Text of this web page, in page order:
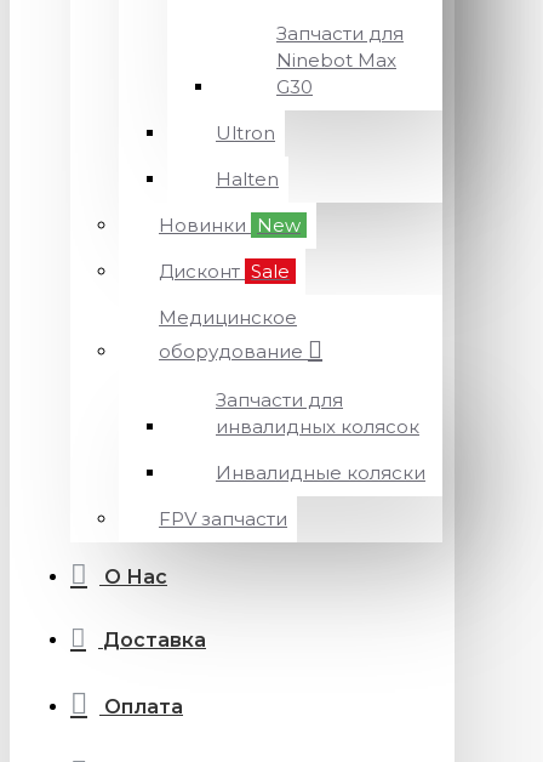
Запчасти для
Ninebot Max
G30
Ultron
Halten
Новинки
New
Дисконт Sale
Медицинское
оборудование
Запчасти для
инвалидных колясок
Инвалидные коляски
FPV запчасти
О Нас
Доставка
Оплата